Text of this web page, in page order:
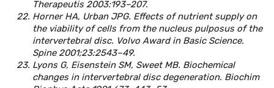
Therapeutis 2003:193–207.
Horner HA, Urban JPG. Effects of nutrient supply on
the viability of cells from the nucleus pulposus of the
intervertebral disc. Volvo Award in Basic Science.
Spine 2001;23:2543–49.
Lyons G, Eisenstein SM, Sweet MB. Biochemical
changes in intervertebral disc degeneration. Biochim